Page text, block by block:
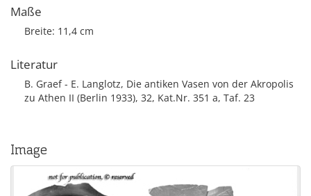
Maße
Breite: 11,4 cm
Literatur
B. Graef - E. Langlotz, Die antiken Vasen von der Akropolis
zu Athen II (Berlin 1933), 32, Kat.Nr. 351 a, Taf. 23
Image